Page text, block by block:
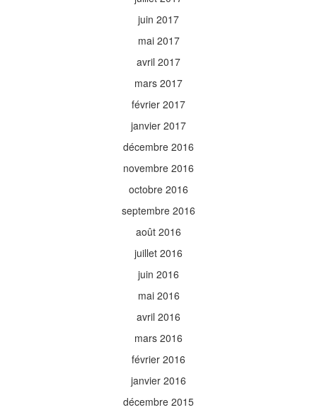
juin 2017
mai 2017
avril 2017
mars 2017
février 2017
janvier 2017
décembre 2016
novembre 2016
octobre 2016
septembre 2016
août 2016
juillet 2016
juin 2016
mai 2016
avril 2016
mars 2016
février 2016
janvier 2016
décembre 2015